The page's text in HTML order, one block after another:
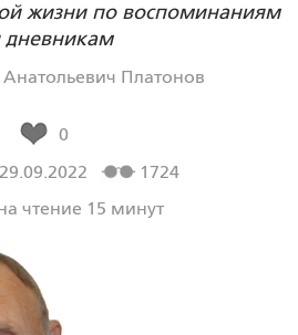
жизни по воспоминаниям
дневникам
Анатольевич Платонов
0
1724
чтение 15 минут